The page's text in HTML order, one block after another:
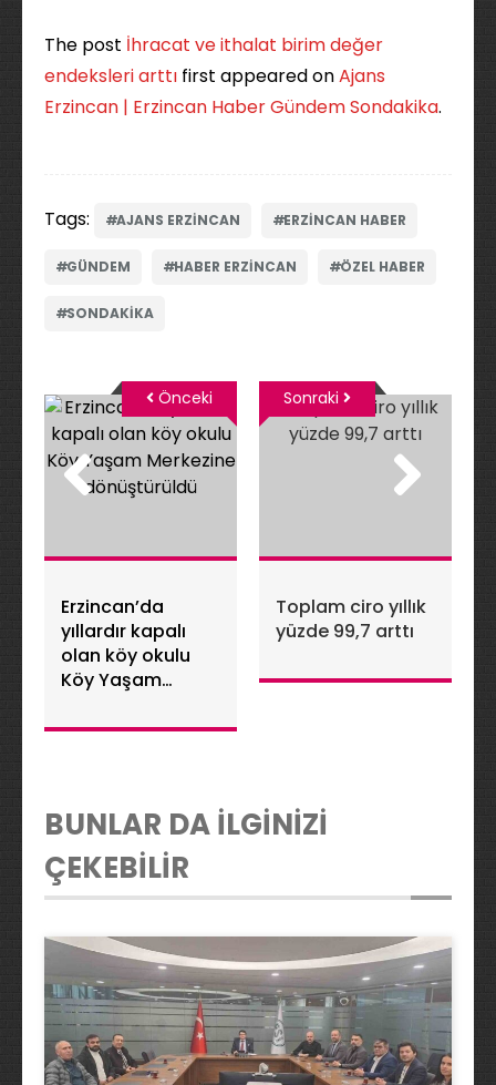
The post İhracat ve ithalat birim değer
endeksleri arttı first appeared onAjans
Erzincan | Erzincan Haber Gündem Sondakika.
Tags: AJANS ERZINCAN ERZINCAN HABER
GÜNDEM HABER ERZINCAN ÖZEL HABER
SONDAKIKA
Erzincan’da
yıllardır kapalı
olan köy okulu
Köy Yaşam
dönüştürüldü
Önceki
Toplam ciro yıllık
yüzde 99,7 arttı
Sonraki
BUNLAR DA İLGİNİZİ
ÇEKEBİLİR